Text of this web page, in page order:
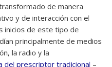
de manera
y de interacción con el
inicios de este tipo de
principalmente de medios
la radio y la
del prescriptor tradicional –